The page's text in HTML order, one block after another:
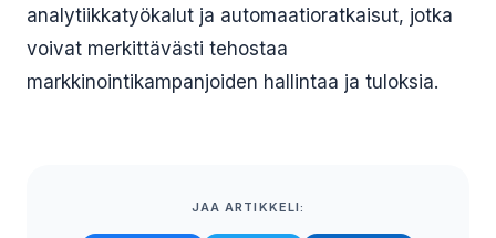
analytiikkatyökalut ja automaatioratkaisut, jotka
voivat merkittävästi tehostaa
markkinointikampanjoiden hallintaa ja tuloksia.
JAA ARTIKKELI: